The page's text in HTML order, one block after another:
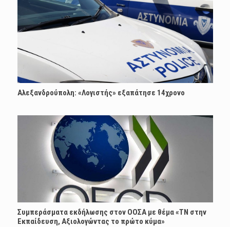
Αλεξανδρούπολη: «Λογιστής» εξαπάτησε 14χρονο
Συμπεράσματα εκδήλωσης στον ΟΟΣΑ με θέμα «ΤΝ στην
Εκπαίδευση, Αξιολογώντας το πρώτο κύμα»